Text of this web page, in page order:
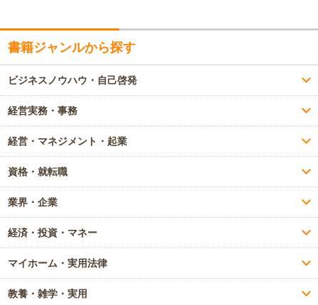
書籍ジャンルから探す
ビジネスノウハウ・自己啓発
経営実務・事務
経営・マネジメント・起業
資格・就転職
業界・企業
経済・投資・マネー
マイホーム・実用法律
教養・雑学・実用